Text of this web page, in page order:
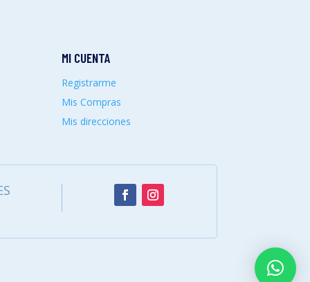
MI CUENTA
Registrarme
Mis Compras
Mis direcciones